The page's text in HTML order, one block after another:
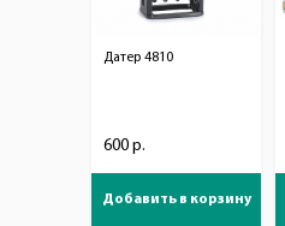
Датер 4810
600 р.
Добавить в корзину